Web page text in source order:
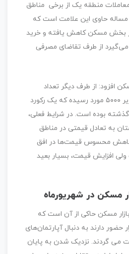
منطقه یک از برخی مناطق
مساله حاوی این علامت است که
بخش مسکن کاهش یافته و خرید
از طرف تقاضای مصرفی
افزود: از طرف دیگر تعداد
معاملات شهر تهران به زیر ۵۰۰۰ مورد رسیده که یک رکورد
بوده است. در شرایط فعلی،
به تعادل قیمتی در مناطق
محسوس قیمت‌ها در افق
افزایش قیمت، بسیار بعید
مسکن در شهریورماه
مسکن حاکی از آن است که
حضور دارند به دنبال آپارتمان‌های
می گردند. نزدیک شدن به پایان